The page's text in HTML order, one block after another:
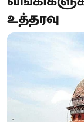
உத்தரவு